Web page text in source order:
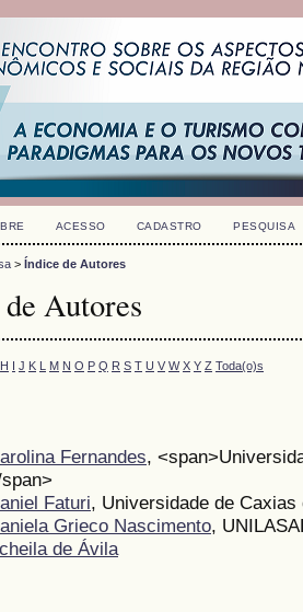
ACESSO CADASTRO PESQUISA
> Índice de Autores
Autores
H I J K L M N O P Q R S T U V W X Y Z Toda(o)s
Fernandes,
Faturi, Universidade de Caxias
Grieco Nascimento,
de Ávila